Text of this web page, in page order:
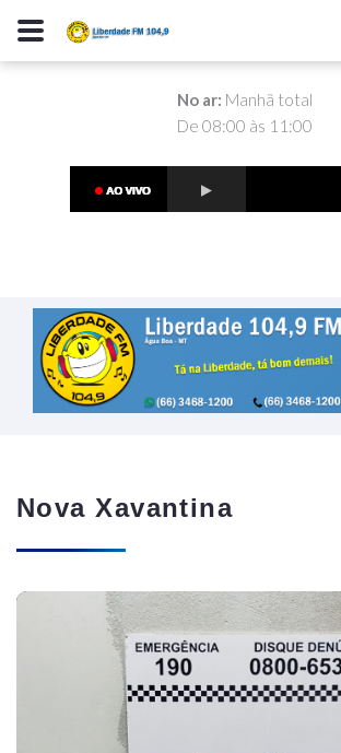
No ar: Manhã total
De 08:00 às 11:00
Nova Xavantina